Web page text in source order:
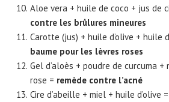
Aloe vera + huile de coco + jus de
contre les brûlures mineures
Carotte (jus) + huile d’olive + huile
baume pour les lèvres roses
Gel d’aloès + poudre de curcuma
rose = remède contre l’acné
Cire d’abeille + miel + huile d’olive =